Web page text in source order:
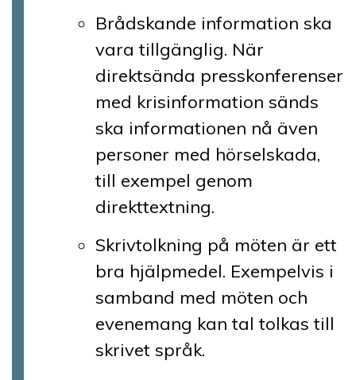
Brådskande information ska
vara tillgänglig. När
direktsända presskonferenser
med krisinformation sänds
ska informationen nå även
personer med hörselskada,
till exempel genom
direkttextning.
Skrivtolkning på möten är ett
bra hjälpmedel. Exempelvis i
samband med möten och
evenemang kan tal tolkas till
skrivet språk.